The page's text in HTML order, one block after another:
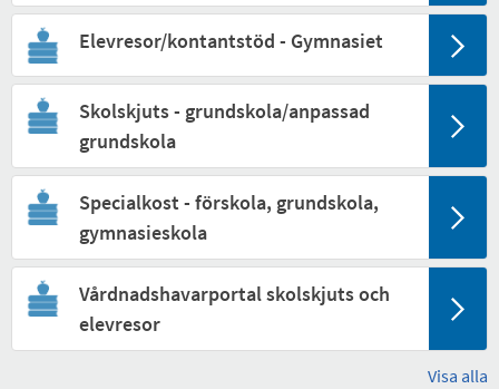
Elevresor/kontantstöd - Gymnasiet
Skolskjuts - grundskola/anpassad
grundskola
Specialkost - förskola, grundskola,
gymnasieskola
Vårdnadshavarportal skolskjuts och
elevresor
Visa alla